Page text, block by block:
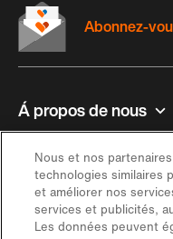
Á propos de nous
Contact et aide
Inspiration
Abonnez-
Nous et nos
technologies similaires
et améliorer nos
services et publicités,
Les données peuvent